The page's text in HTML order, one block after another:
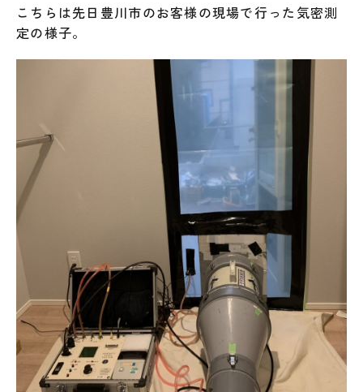
こちらは先日豊川市のお客様の現場で行った気密測
定の様子。